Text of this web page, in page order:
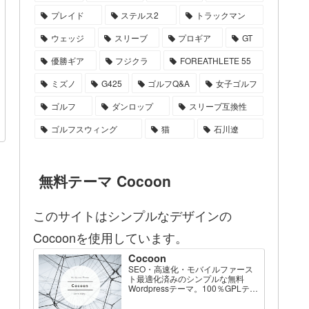
プレイド
ステルス2
トラックマン
ウェッジ
スリーブ プロギア
GT
優勝ギア
フジクラ
FOREATHLETE 55
ミズノ
G425 ゴルフQ&A
女子ゴルフ
ゴルフ
ダンロップ
スリーブ互換性
ゴルフスウィング
猫 石川遼
無料テーマ Cocoon
このサイトはシンプルなデザインの
Cocoonを使用しています。
Cocoon
SEO・高速化・モバイルファース
ト最適化済みのシンプルな無料
Wordpressテーマ。100％GPLテー